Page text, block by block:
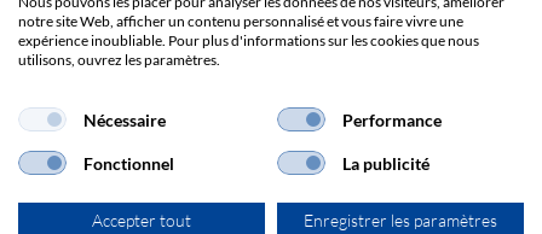
Brands
Protection des données
Frais de port
notre site Web, afficher un contenu personnalisé et vous faire vivre une
expérience inoubliable. Pour plus d'informations sur les cookies que nous
utilisons, ouvrez les paramètres.
Nécessaire Performance
Fonctionnel La publicité
Accepter tout Enregistrer les paramètres